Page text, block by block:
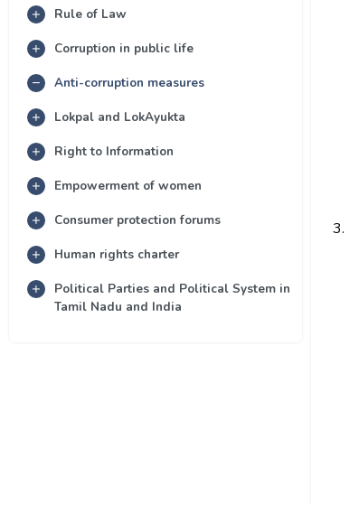
Rule of Law
Corruption in public life
Anti-corruption measures
Lokpal and LokAyukta
Right to Information
Empowerment of women
Consumer protection forums
Human rights charter
Political Parties and Political System in
Tamil Nadu and India
3.